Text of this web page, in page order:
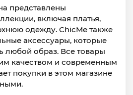
представлены
включая платья,
одежду. ChicMe также
аксессуары, которые
любой образ. Все товары
качеством и современным
покупки в этом магазине